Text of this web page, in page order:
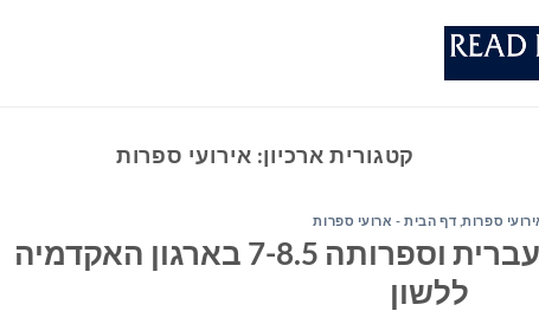
קטגורית ארכיון: אירועי ספרות
ספרות, דף הבית - ארועי ספרות
הכינוס הפתוח ללשון העברית וספרותה 7-8.5 בארגון האקדמיה
ללשון